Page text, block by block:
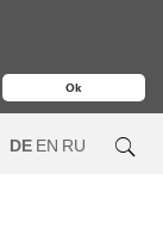
Ok
DE EN RU